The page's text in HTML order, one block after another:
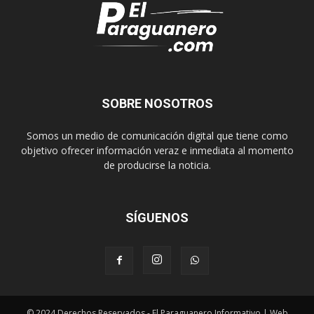
SOBRE NOSOTROS
Somos un medio de comunicación digital que tiene como
objetivo ofrecer información veraz e inmediata al momento
de producirse la noticia.
SÍGUENOS